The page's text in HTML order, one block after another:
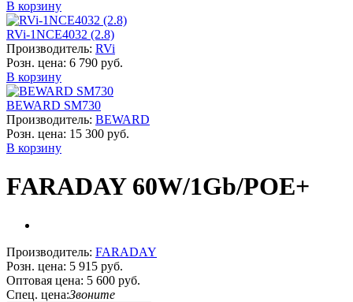
В корзину
RVi-1NCE4032 (2.8)
Производитель: RVi
Розн. цена: 6 790 руб.
В корзину
BEWARD SM730
Производитель: BEWARD
Розн. цена: 15 300 руб.
В корзину
FARADAY 60W/1Gb/POE+
Производитель: FARADAY
Розн. цена: 5 915 руб.
Оптовая цена: 5 600 руб.
Спец. цена:Звоните